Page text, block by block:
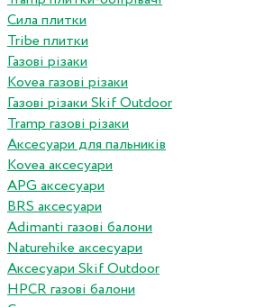
Сила плитки
Tribe плитки
Газові різаки
Kovea газові різаки
Газові різаки Skif Outdoor
Tramp газові різаки
Аксесуари для пальників
Kovea аксесуари
APG аксесуари
BRS аксесуари
Adimanti газові балони
Naturehike аксесуари
Аксесуари Skif Outdoor
HPCR газові балони